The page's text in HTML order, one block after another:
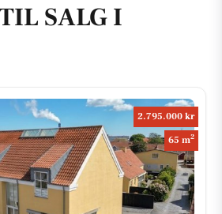
SALG I
2.795.000 kr
65 m2